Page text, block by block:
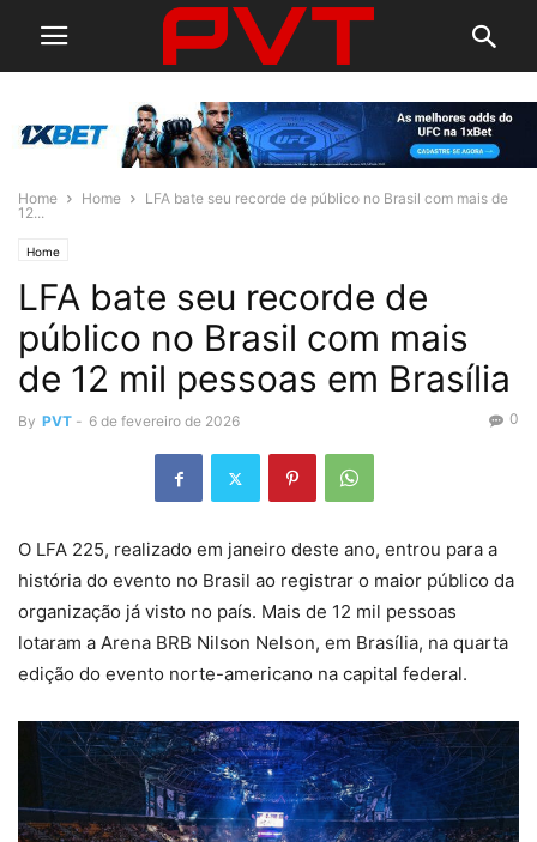
Home Home
LFA bate seu recorde de público no Brasil com mais de
12...
Home
LFA bate seu recorde de
público no Brasil com mais
de 12 mil pessoas em Brasília
By PVT - 6 de fevereiro de 2026 0
O LFA 225, realizado em janeiro deste ano, entrou para a
história do evento no Brasil ao registrar o maior público da
organização já visto no país. Mais de 12 mil pessoas
lotaram a Arena BRB Nilson Nelson, em Brasília, na quarta
edição do evento norte-americano na capital federal.